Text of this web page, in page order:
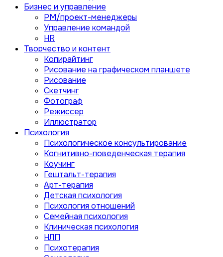
Бизнес и управление
PM/проект-менеджеры
Управление командой
HR
Творчество и контент
Копирайтинг
Рисование на графическом планшете
Рисование
Скетчинг
Фотограф
Режиссер
Иллюстратор
Психология
Психологическое консультирование
Когнитивно-поведенческая терапия
Коучинг
Гештальт-терапия
Арт-терапия
Детская психология
Психология отношений
Семейная психология
Клиническая психология
НЛП
Психотерапия